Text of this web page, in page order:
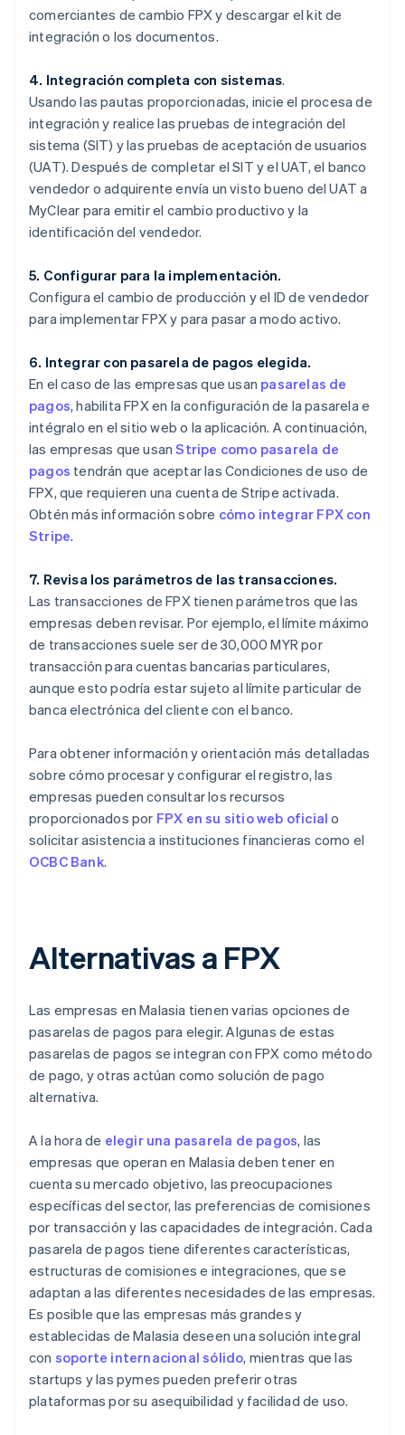
comerciantes de cambio FPX y descargar el kit de
integración o los documentos.
4. Integración completa con sistemas.
Usando las pautas proporcionadas, inicie el procesa de
integración y realice las pruebas de integración del
sistema (SIT) y las pruebas de aceptación de usuarios
(UAT). Después de completar el SIT y el UAT, el banco
vendedor o adquirente envía un visto bueno del UAT a
MyClear para emitir el cambio productivo y la
identificación del vendedor.
5. Configurar para la implementación.
Configura el cambio de producción y el ID de vendedor
para implementar FPX y para pasar a modo activo.
6. Integrar con pasarela de pagos elegida.
En el caso de las empresas que usan pasarelas de
pagos, habilita FPX en la configuración de la pasarela e
intégralo en el sitio web o la aplicación. A continuación,
las empresas que usanStripe como pasarela de
pagos tendrán que aceptar las Condiciones de uso de
FPX, que requieren una cuenta de Stripe activada.
Obtén más información sobre cómo integrar FPX con
Stripe.
7. Revisa los parámetros de las transacciones.
Las transacciones de FPX tienen parámetros que las
empresas deben revisar. Por ejemplo, el límite máximo
de transacciones suele ser de 30,000 MYR por
transacción para cuentas bancarias particulares,
aunque esto podría estar sujeto al límite particular de
banca electrónica del cliente con el banco.
Para obtener información y orientación más detalladas
sobre cómo procesar y configurar el registro, las
empresas pueden consultar los recursos
proporcionados por FPX en su sitio web oficial o
solicitar asistencia a instituciones financieras como el
OCBC Bank.
Alternativas a FPX
Las empresas en Malasia tienen varias opciones de
pasarelas de pagos para elegir. Algunas de estas
pasarelas de pagos se integran con FPX como método
de pago, y otras actúan como solución de pago
alternativa.
A la hora de elegir una pasarela de pagos, las
empresas que operan en Malasia deben tener en
cuenta su mercado objetivo, las preocupaciones
específicas del sector, las preferencias de comisiones
por transacción y las capacidades de integración. Cada
pasarela de pagos tiene diferentes características,
estructuras de comisiones e integraciones, que se
adaptan a las diferentes necesidades de las empresas.
Es posible que las empresas más grandes y
establecidas de Malasia deseen una solución integral
con soporte internacional sólido, mientras que las
startups y las pymes pueden preferir otras
plataformas por su asequibilidad y facilidad de uso.